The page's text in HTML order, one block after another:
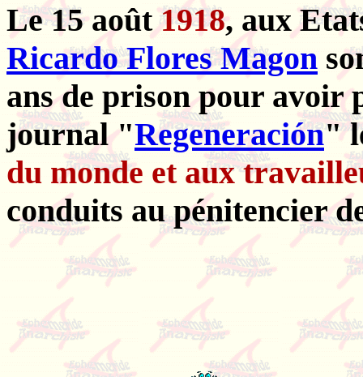
Le 15 août1918, aux
Ricardo Flores Magon
ans de prison pour avoir
journal "Regeneración"
du monde et aux
conduits au pénitencier